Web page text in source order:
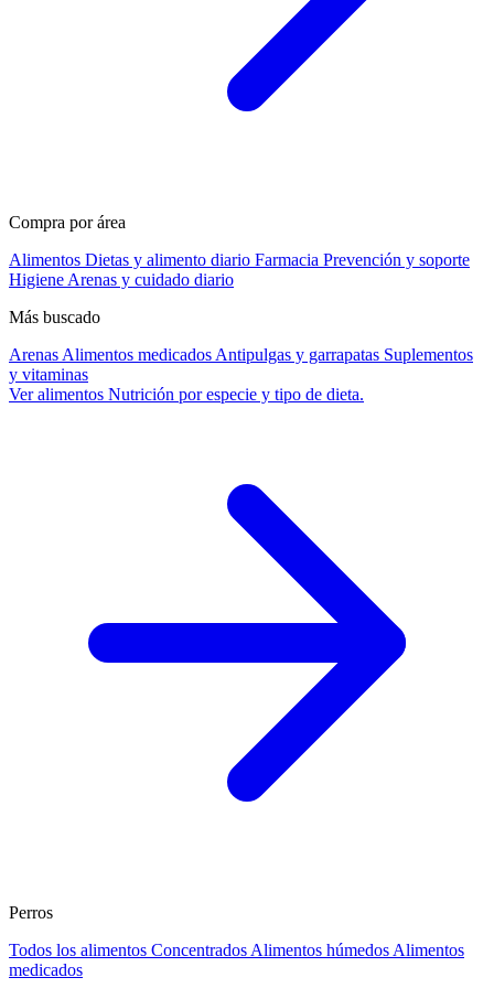
Compra por área
Alimentos Dietas y alimento diario Farmacia Prevención y soporte
Higiene Arenas y cuidado diario
Más buscado
Arenas Alimentos medicados Antipulgas y garrapatas Suplementos
y vitaminas
Ver alimentos Nutrición por especie y tipo de dieta.
Perros
Todos los alimentos Concentrados Alimentos húmedos Alimentos
medicados